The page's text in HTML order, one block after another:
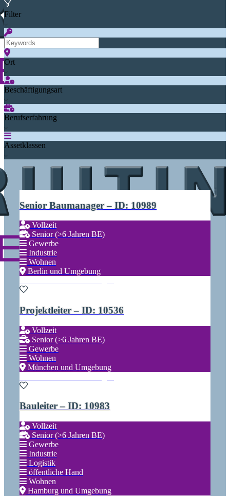
Einloggen
Talente
Filter
Ort
Beschäftigungsart
Berufserfahrung
Assetklassen
Senior Baumanager – ID: 10989
Vollzeit
Senior (>6 Jahren BE)
Gewerbe
Industrie
Wohnen
Berlin und Umgebung
Projektleiter – ID: 10536
Vollzeit
Senior (>6 Jahren BE)
Gewerbe
Wohnen
München und Umgebung
Bauleiter – ID: 10983
Vollzeit
Senior (>6 Jahren BE)
Gewerbe
Industrie
Logistik
öffentliche Hand
Wohnen
Hamburg und Umgebung